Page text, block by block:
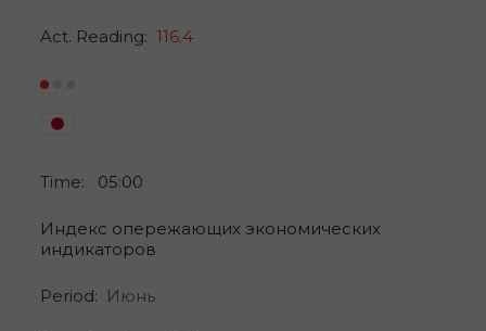
Time: 05:00
Индекс опережающих экономических
индикаторов
Period: Июнь
Act. Reading: 116.4